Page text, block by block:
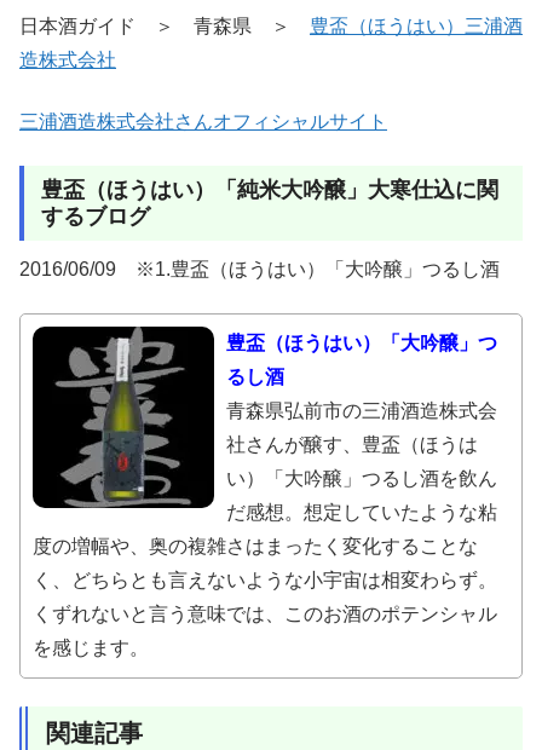
日本酒ガイド ＞ 青森県 ＞ 豊盃（ほうはい）三浦酒
造株式会社
三浦酒造株式会社さんオフィシャルサイト
豊盃（ほうはい）「純米大吟醸」大寒仕込に関
するブログ
2016/06/09 ※1.豊盃（ほうはい）「大吟醸」つるし酒
豊盃（ほうはい）「大吟醸」つ
るし酒
青森県弘前市の三浦酒造株式会
社さんが醸す、豊盃（ほうは
い）「大吟醸」つるし酒を飲ん
だ感想。想定していたような粘
度の増幅や、奥の複雑さはまったく変化することな
く、どちらとも言えないような小宇宙は相変わらず。
くずれないと言う意味では、このお酒のポテンシャル
を感じます。
関連記事